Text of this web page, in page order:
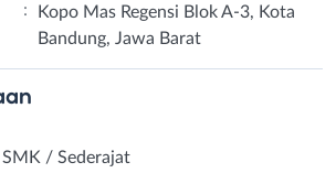
:
Kopo Mas Regensi Blok A-3, Kota
Bandung, Jawa Barat
/ Sederajat